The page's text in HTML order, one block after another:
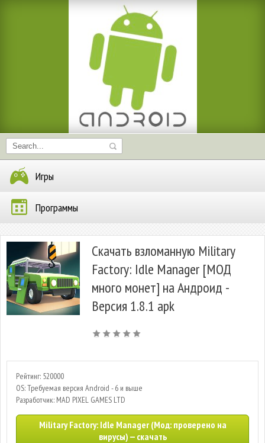
Игры
Программы
Скачать взломанную Military
Factory: Idle Manager [МОД
много монет] на Андроид -
Версия 1.8.1 apk
Рейтинг: 520000
OS: Требуемая версия Android - 6 и выше
Разработчик: MAD PIXEL GAMES LTD
Military Factory: Idle Manager (Мод: проверено на
вирусы) — скачать